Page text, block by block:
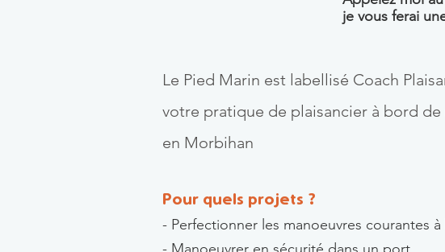
je vous ferai
Le Pied Marin est labellisé Coach
votre pratique de plaisancier à bord
en Morbihan
Pour quels projets ?
- Perfectionner les manoeuvres courantes à